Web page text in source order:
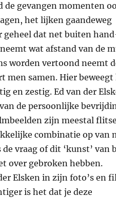
de gevangen momenten
het lijken gaandeweg
geheel dat net buiten
wat afstand van de
worden vertoond neemt
men samen. Hier beweegt
en zestig. Ed van der
de persoonlijke
zijn meestal
combinatie op van
vraag of dit ‘kunst’ van
over gebroken hebben.
Elsken in zijn foto’s en
is het dat je deze